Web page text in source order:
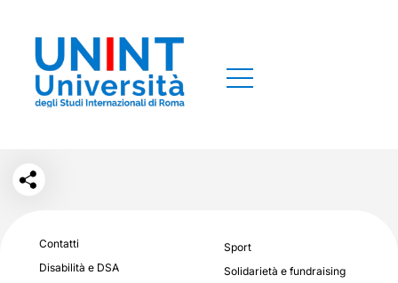
Contatti
Disabilità e DSA
Sport
Solidarietà e fundraising